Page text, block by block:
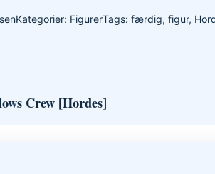
Kategorier: FigurerTags: færdig, figur,
Crew [Hordes]